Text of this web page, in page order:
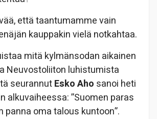
että taantumamme vain
kauppakin vielä notkahtaa.
mitä kylmänsodan aikainen
Neuvostoliiton luhistumista
seurannutEsko Aho sanoi heti
alkuvaiheessa: ”Suomen paras
panna oma talous kuntoon”.